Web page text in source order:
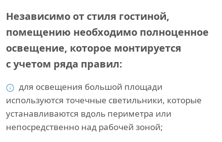
Независимо от стиля гостиной,
помещению необходимо полноценное
освещение, которое монтируется
с учетом ряда правил:
для освещения большой площади
используются точечные светильники, которые
устанавливаются вдоль периметра или
непосредственно над рабочей зоной;